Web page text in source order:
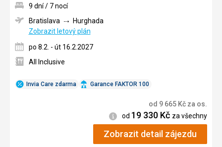
Invia Care zdarma Garance FAKTOR 100
9 dní / 7 nocí
Bratislava
Hurghada
Zobrazit letový plán
po 8.2. - út 16.2.2027
All Inclusive
od 9 665 Kč za os.
Informace
od 19 330 Kč za všechny
Zobrazit detail zájezdu